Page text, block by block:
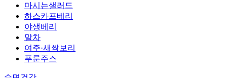
마시는샐러드
하스카프베리
야생베리
말차
여주·새싹보리
푸룬주스